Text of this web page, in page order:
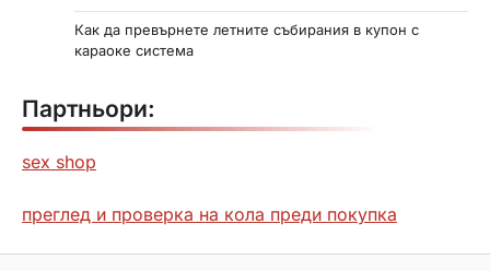
Как да превърнете летните събирания в купон с
караоке система
Партньори:
sex shop
преглед и проверка на кола преди покупка